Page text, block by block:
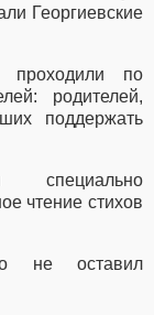
Георгиевские
проходили по
родителей,
поддержать
специально
чтение стихов
не оставил